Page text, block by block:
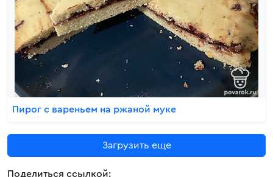
Пирог с вареньем на ржаной муке
Загрузить еще
Поделиться ссылкой: